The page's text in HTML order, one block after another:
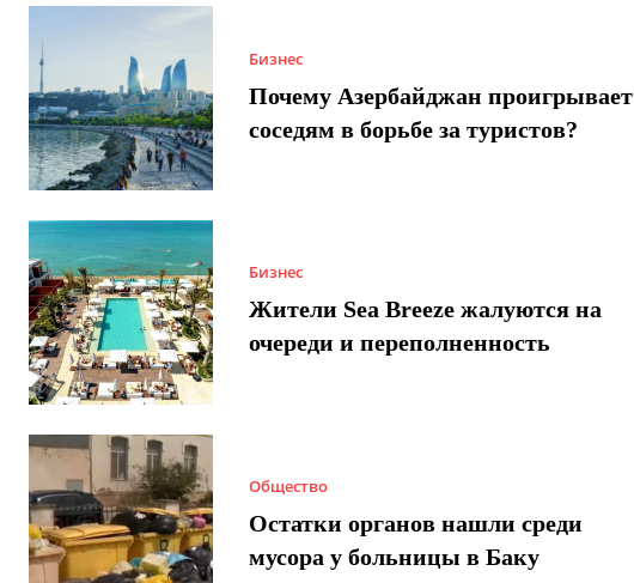
Бизнес
Почему Азербайджан проигрывает
соседям в борьбе за туристов?
Бизнес
Жители Sea Breeze жалуются на
очереди и переполненность
Общество
Остатки органов нашли среди
мусора у больницы в Баку